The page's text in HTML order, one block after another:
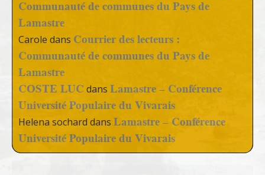
Communauté de communes du Pays de
Lamastre
Carole dans Courrier des lecteurs :
Communauté de communes du Pays de
Lamastre
COSTE LUC dans Lamastre – Conférence
Université Populaire du Vivarais
Helena sochard dans Lamastre – Conférence
Université Populaire du Vivarais